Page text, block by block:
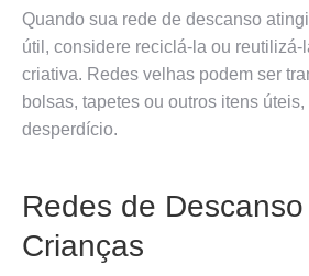
Quando sua rede de descanso
útil, considere reciclá-la ou reutilizá-
criativa. Redes velhas podem ser
bolsas, tapetes ou outros itens
desperdício.
Redes de
Crianças